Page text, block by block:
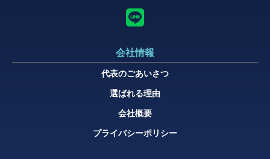
会社情報
代表のごあいさつ
選ばれる理由
会社概要
プライバシーポリシー